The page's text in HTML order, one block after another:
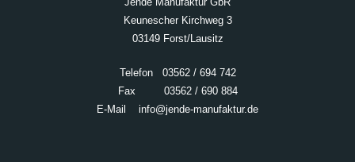
Keunescher Kirchweg 3
03149 Forst/Lausitz
Telefon 03562 / 694 742
Fax 03562 / 690 884
E-Mail
info@jende-manufaktur.de